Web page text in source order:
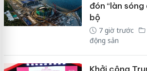
đón “làn
bộ
7 giờ trước
động sản